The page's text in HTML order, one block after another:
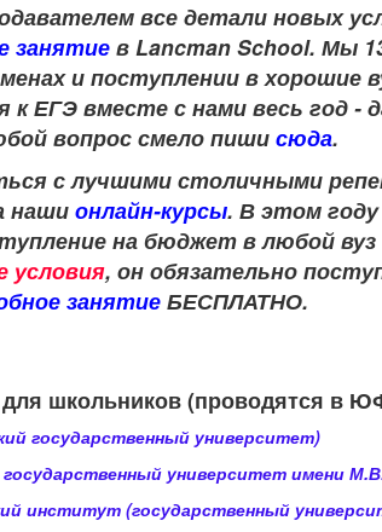
все детали новых
занятиев Lancman School. Мы
и поступлении в хорошие
ЕГЭ вместе с нами весь год -
вопрос смело пиши сюда.
с лучшими столичными
нашионлайн-курсы. В этом
на бюджет в любой
условия, он обязательно
занятиеБЕСПЛАТНО.
для школьников (проводятся в
государственный университет)
университет имени
институт (государственный